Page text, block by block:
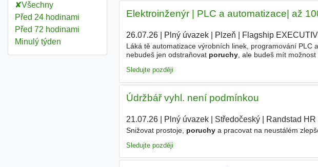
Všechny
Před 24 hodinami
Před 72 hodinami
Minulý týden
Elektroinženýr | PLC a automatizace| až
26.07.26| Plný úvazek| Plzeň Flagship
Láká tě automatizace výrobních linek, programování PLC
nebudeš jen odstraňovat poruchy, ale budeš mít
Sledujte později
Údržbář vyhl. není podmínkou
21.07.26| Plný úvazek| Středočeský| Randstad HR
Snižovat prostoje, poruchya pracovat na neustálém
Sledujte později